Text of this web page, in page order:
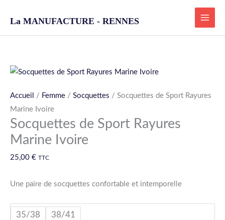
contenu
La MANUFACTURE - RENNES
Accueil / Femme / Socquettes / Socquettes de Sport Rayures
Marine Ivoire
Socquettes de Sport Rayures
Marine Ivoire
25,00 € TTC
Une paire de socquettes confortable et intemporelle
35/38 38/41
quantité
Socquettes
de
Sport
Rayures